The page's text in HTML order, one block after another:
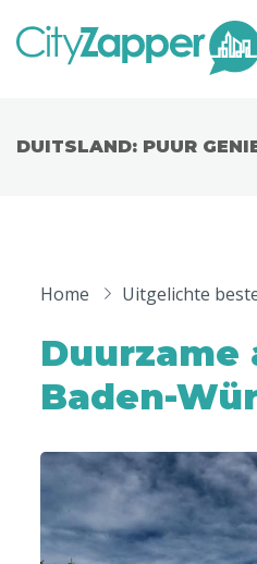
Nederland
Europa
Uitgelichte bestemmingen
DUITSLAND: PUUR
Home Uitgelichte
Duurzame
Baden-